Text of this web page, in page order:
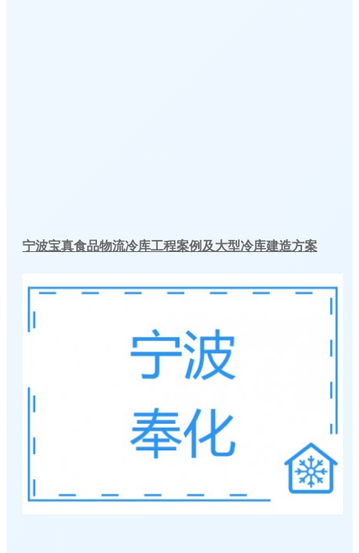
宁波宝真食品物流冷库工程案例及大型冷库建造方案